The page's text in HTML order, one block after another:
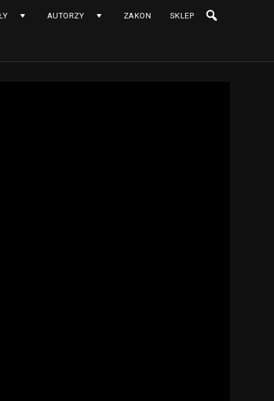
AUTORZY ZAKON SKLEP